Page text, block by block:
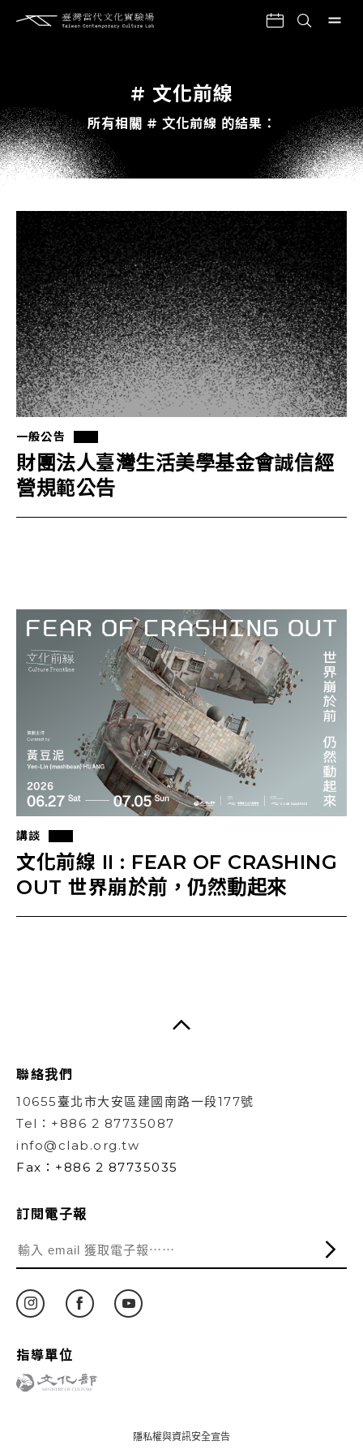
# 文化前線
所有相關 # 文化前線 的結果：
一般公告
財團法人臺灣生活美學基金會誠信經
營規範公告
講談
文化前線 II : FEAR OF CRASHING
OUT 世界崩於前，仍然動起來
聯絡我們
10655臺北市大安區建國南路一段177號
Tel：+886 2 87735087
info@clab.org.tw
Fax：+886 2 87735035
訂閱電子報
指導單位
隱私權與資訊安全宣告